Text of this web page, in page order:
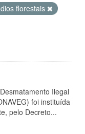
florestais
Ilegal
foi instituída
pelo Decreto...